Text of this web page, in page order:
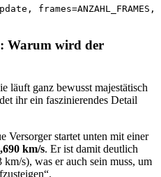
Warum wird der
läuft ganz bewusst majestätisch
ihr ein faszinierendes Detail
Versorger startet unten mit einer
km/s. Er ist damit deutlich
s), was er auch sein muss, um